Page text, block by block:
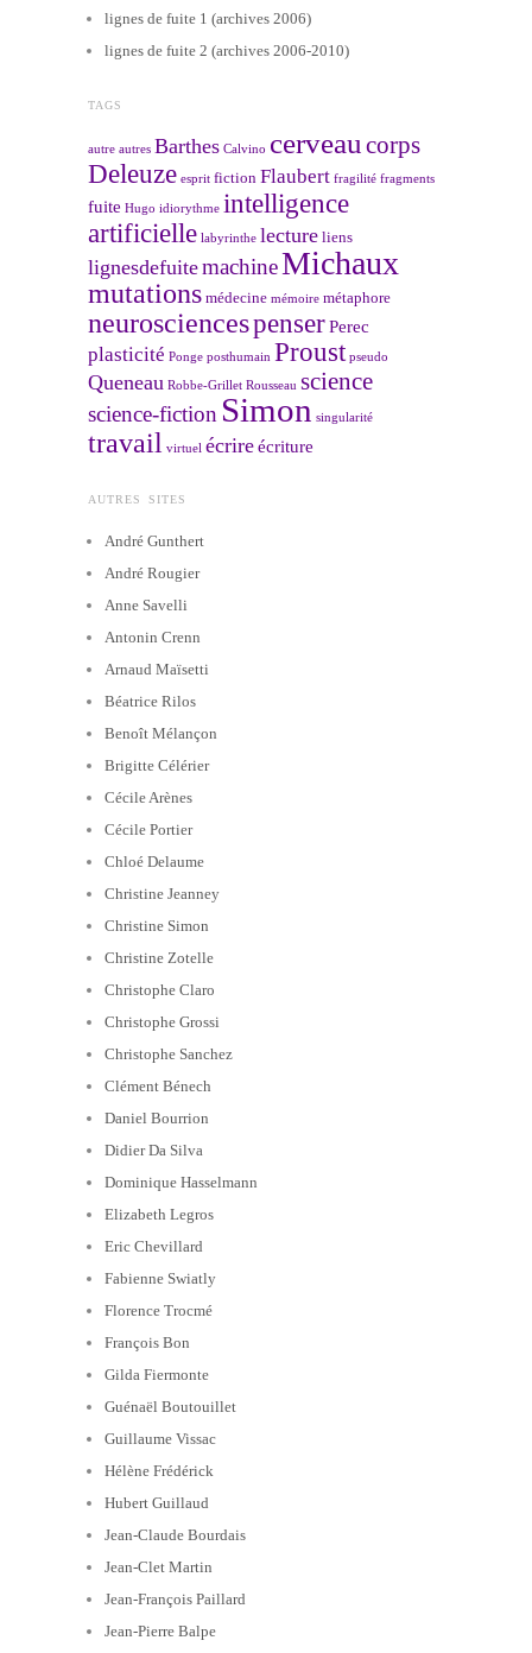
lignes de fuite 1 (archives 2006)
lignes de fuite 2 (archives 2006-2010)
TAGS
autre autres Barthes Calvino cerveau corps
Deleuze esprit fiction Flaubert fragilité fragments
fuite Hugo idiorythme intelligence
artificielle labyrinthe lecture liens
lignesdefuitemachineMichaux
mutations médecine mémoire métaphore
neurosciencespenserPerec
plasticité Ponge posthumain Proust pseudo
Queneau Robbe-Grillet Rousseau science
science-fiction Simon singularité
travail virtuel écrireécriture
AUTRES SITES
André Gunthert
André Rougier
Anne Savelli
Antonin Crenn
Arnaud Maïsetti
Béatrice Rilos
Benoît Mélançon
Brigitte Célérier
Cécile Arènes
Cécile Portier
Chloé Delaume
Christine Jeanney
Christine Simon
Christine Zotelle
Christophe Claro
Christophe Grossi
Christophe Sanchez
Clément Bénech
Daniel Bourrion
Didier Da Silva
Dominique Hasselmann
Elizabeth Legros
Eric Chevillard
Fabienne Swiatly
Florence Trocmé
François Bon
Gilda Fiermonte
Guénaël Boutouillet
Guillaume Vissac
Hélène Frédérick
Hubert Guillaud
Jean-Claude Bourdais
Jean-Clet Martin
Jean-François Paillard
Jean-Pierre Balpe